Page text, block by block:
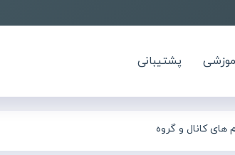
پشتیبانی
های کانال و گروه